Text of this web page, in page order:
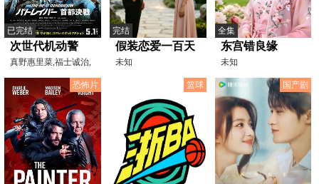
已完结
次世代机动警
察：首都决战
真野惠里菜,福士诚治,
笕利夫,太田莉菜,千叶
完结
假装恋爱一百天
未知
全集
东宫错良缘
未知
恐怖片 篮球 国产剧